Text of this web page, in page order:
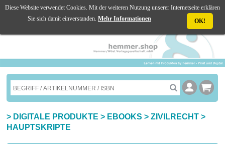
☰ MENU
> DIGITALE PRODUKTE > EBOOKS >ZIVILRECHT >
HAUPTSKRIPTE
Diese Website verwendet Cookies. Mit der weiteren Nutzung unserer Internetseite erklären
Sie sich damit einverstanden. Mehr Informationen OK!